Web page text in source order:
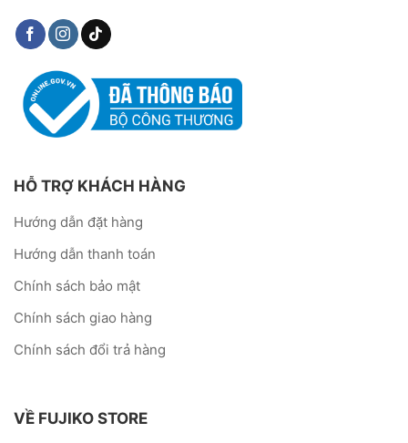
HỖ TRỢ KHÁCH HÀNG
Hướng dẫn đặt hàng
Hướng dẫn thanh toán
Chính sách bảo mật
Chính sách giao hàng
Chính sách đổi trả hàng
VỀ FUJIKO STORE